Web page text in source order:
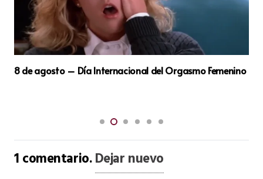
Carlos San José Culmina en Girona Un Reto de 3.000
1comentario.Dejar nuevo